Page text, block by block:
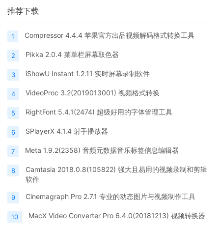
推荐下载
1 Compressor 4.4.4 苹果官方出品视频解码格式转换工具
2 Pikka 2.0.4 菜单栏屏幕取色器
3 iShowU Instant 1.2.11 实时屏幕录制软件
4 VideoProc 3.2(2019013001) 视频格式转换
5 RightFont 5.4.1(2474) 超级好用的字体管理工具
6 SPlayerX 4.1.4 射手播放器
7 Meta 1.9.2(2358) 音频元数据音乐标签信息编辑器
8
Camtasia 2018.0.8(105822) 强大且易用的视频录制和剪辑
软件
9 Cinemagraph Pro 2.7.1 专业的动态图片与视频制作工具
10 MacX Video Converter Pro 6.4.0(20181213) 视频转换器